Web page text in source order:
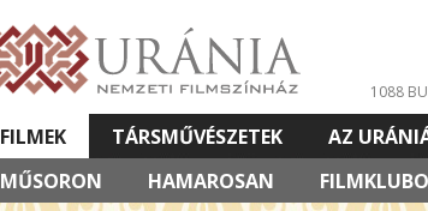
1088
FILMEK
MŰSORON
HAMAROSAN
TÁRSMŰVÉSZETEK AZ
VETÍTETT KÉPES ELŐADÁSOK